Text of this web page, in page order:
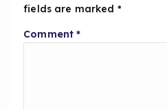
fields are marked *
Comment*